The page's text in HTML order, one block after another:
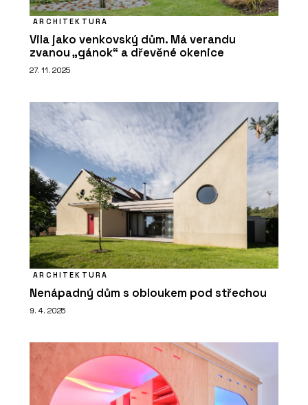
ARCHITEKTURA
Vila jako venkovský dům. Má verandu
zvanou „gánok“ a dřevěné okenice
27. 11. 2025
ARCHITEKTURA
Nenápadný dům s obloukem pod střechou
9. 4. 2025